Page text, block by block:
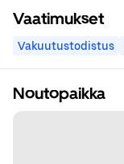
Vaatimukset
Vakuutustodistus
Noutopaikka